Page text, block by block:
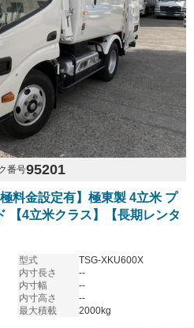
番号95201
料金設定有】極東製 4立米 プ
【4立米クラス】【長期レンタ
型式
TSG-XKU600X
内寸長さ
--
内寸幅
--
内寸高さ
--
最大積載
2000kg